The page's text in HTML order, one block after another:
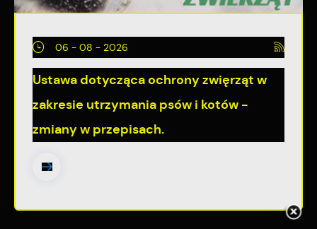
06 - 08 - 2026
Ustawa dotycząca ochrony zwięrząt w
zakresie utrzymania psów i kotów -
zmiany w przepisach.